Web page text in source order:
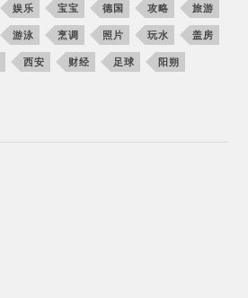
娱乐 宝宝 德国 攻略 旅游
游泳 烹调 照片 玩水 盖房
西安 财经 足球 阳朔